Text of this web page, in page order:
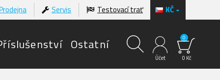
KČ
Servis Testovací trať
Ostatní
Účet 0 Kč
0